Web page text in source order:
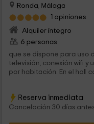
Ronda, Málaga
1 opiniones
Alquiler íntegro
6 personas
que se dispone para uso
televisión, conexión wifi
por habitación. En el hall con el que nos encontramos al
Reserva inmediata
Cancelación 30 días